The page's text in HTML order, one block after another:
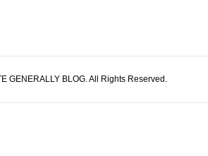
GENERALLY BLOG. All Rights Reserved.